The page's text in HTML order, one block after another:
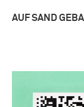
AUF SAND